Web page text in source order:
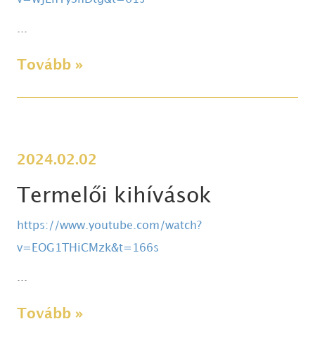
...
Tovább »
2024.02.02
Termelői kihívások
https://www.youtube.com/watch?
v=EOG1THiCMzk&t=166s
...
Tovább »